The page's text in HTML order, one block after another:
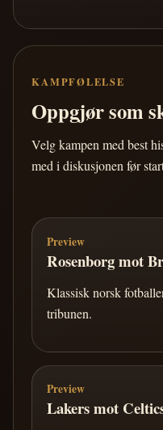
KAMPFØLELSE
Oppgjør som
Velg kampen med best
med i diskusjonen før
Preview
Rosenborg mot
Klassisk norsk
tribunen.
Preview
Lakers mot